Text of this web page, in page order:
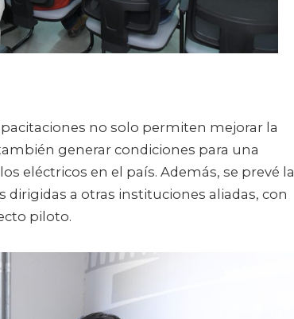
no solo permiten mejorar la
generar condiciones para una
eléctricos en el país. Además, se prevé la
a otras instituciones aliadas, con
piloto.